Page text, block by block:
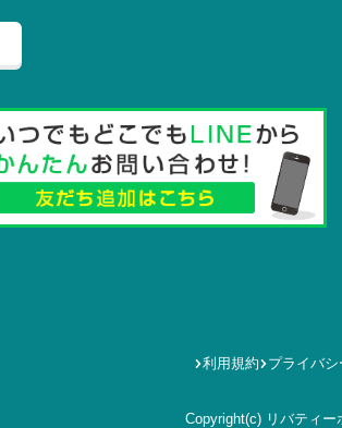
利用規約 プライバ
Copyright(c) リバティ